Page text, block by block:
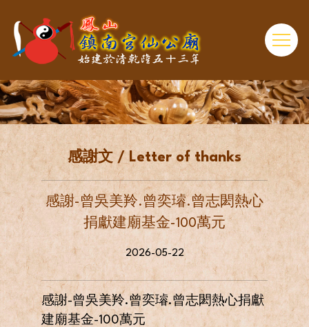
感謝文 / Letter of thanks
感謝-曾吳美羚.曾奕璿.曾志閎熱心
捐獻建廟基金-100萬元
2026-05-22
感謝-曾吳美羚.曾奕璿.曾志閎熱心捐獻
建廟基金-100萬元